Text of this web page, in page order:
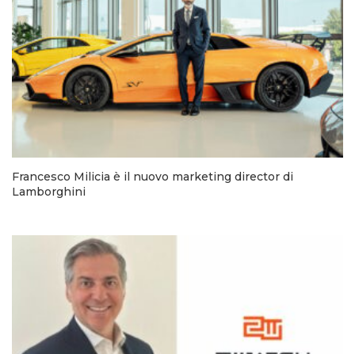
Francesco Milicia è il nuovo marketing director di
Lamborghini